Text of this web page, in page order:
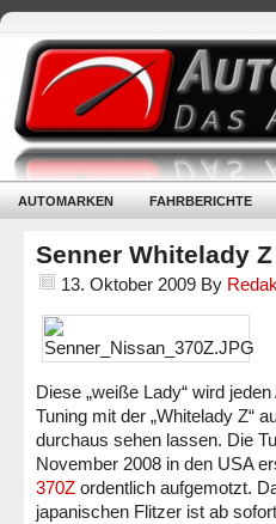
AUTOMARKEN FAHRBERICHTE
Senner Whitelady
13. Oktober 2009 By
Diese „weiße Lady“ wird
Tuning mit der „Whitelady Z“
durchaus sehen lassen. Die
November 2008 in den USA
370Z ordentlich aufgemotzt.
japanischen Flitzer ist ab